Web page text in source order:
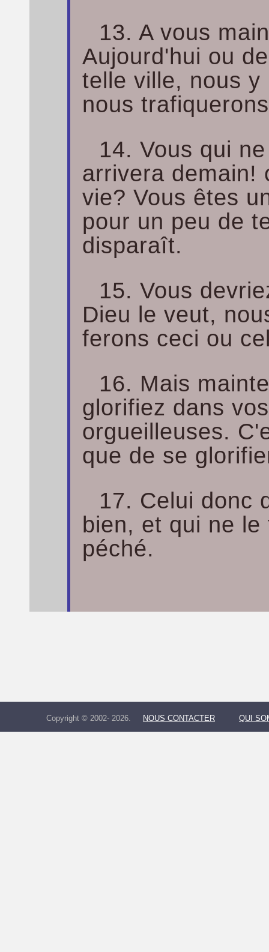
13. A vous
Aujourd'hui ou
telle ville, nous y
nous
14. Vous qui
arrivera demain!
vie? Vous êtes
pour un peu de
disparaît.
15. Vous
Dieu le veut,
ferons ceci ou
16. Mais
glorifiez dans
orgueilleuses.
que de se
17. Celui donc
bien, et qui ne
péché.
Copyright © 2002- 2026. NOUS CONTACTER QUI